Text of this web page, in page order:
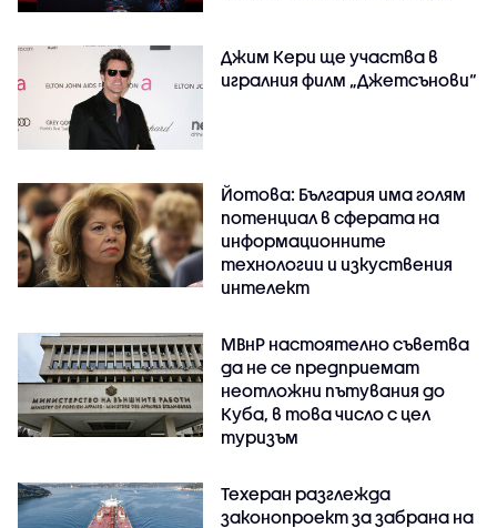
Джим Кери ще участва в
игралния филм „Джетсънови“
Йотова: България има голям
потенциал в сферата на
информационните
технологии и изкуствения
интелект
МВнР настоятелно съветва
да не се предприемат
неотложни пътувания до
Куба, в това число с цел
туризъм
Техеран разглежда
законопроект за забрана на